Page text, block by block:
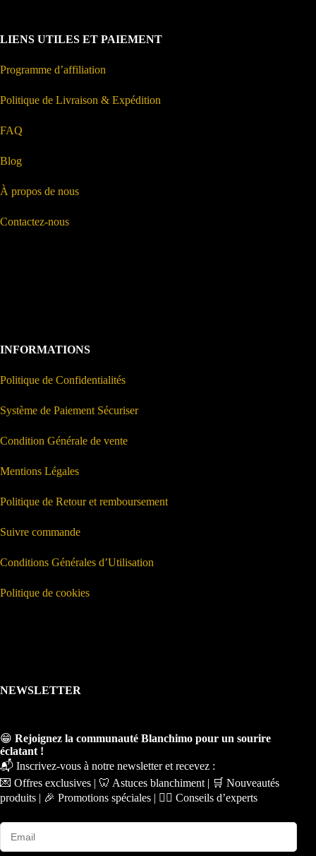
LIENS UTILES ET PAIEMENT
Programme d’affiliation
Politique de Livraison & Expédition
FAQ
Blog
À propos de nous
Contactez-nous
INFORMATIONS
Politique de Confidentialités
Système de Paiement Sécuriser
Condition Générale de vente
Mentions Légales
Politique de Retour et remboursement
Suivre commande
Conditions Générales d’Utilisation
Politique de cookies
NEWSLETTER
😁 Rejoignez la communauté Blanchimo pour un sourire
éclatant !
📬 Inscrivez-vous à notre newsletter et recevez :
💌 Offres exclusives | 🦷 Astuces blanchiment | 🛒 Nouveautés
produits | 🎉 Promotions spéciales | 🧑‍⚕️ Conseils d’experts